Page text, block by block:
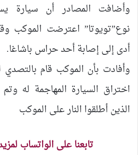
وأضافت المصادر أن سيارة
نوع”تويوتا” اعترضت الموكب
أدى إلى إصابة أحد حراس باشاغا.
وأفادت بأن الموكب قام بالتصدي
اختراق السيارة المهاجمة له
الذين أطلقوا النار على الموكب
تابعنا على الواتساب